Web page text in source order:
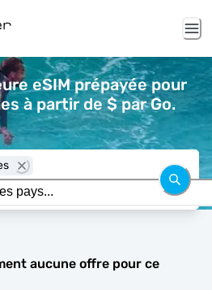
eSIM prépayée pour
à partir de $ par Go.
aucune offre pour ce